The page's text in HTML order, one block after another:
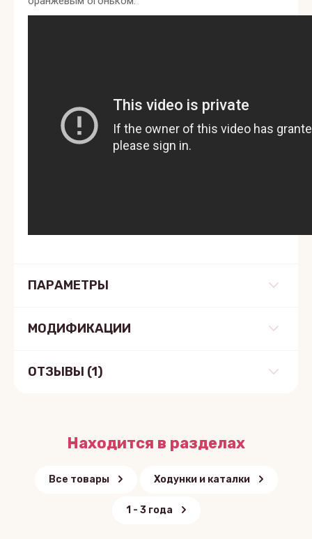
ПАРАМЕТРЫ
МОДИФИКАЦИИ
ОТЗЫВЫ (1)
Находится в разделах
Все товары Ходунки и каталки
1 - 3 года